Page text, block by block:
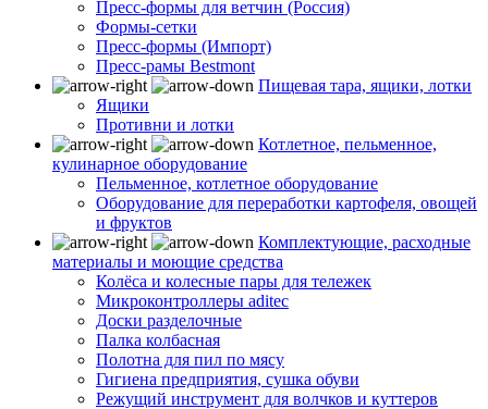
Пресс-формы для ветчин (Россия)
Формы-сетки
Пресс-формы (Импорт)
Пресс-рамы Bestmont
Пищевая тара, ящики, лотки
Ящики
Противни и лотки
Котлетное, пельменное,
кулинарное оборудование
Пельменное, котлетное оборудование
Оборудование для переработки картофеля, овощей
и фруктов
Комплектующие, расходные
материалы и моющие средства
Колёса и колесные пары для тележек
Микроконтроллеры aditec
Доски разделочные
Палка колбасная
Полотна для пил по мясу
Гигиена предприятия, сушка обуви
Режущий инструмент для волчков и куттеров